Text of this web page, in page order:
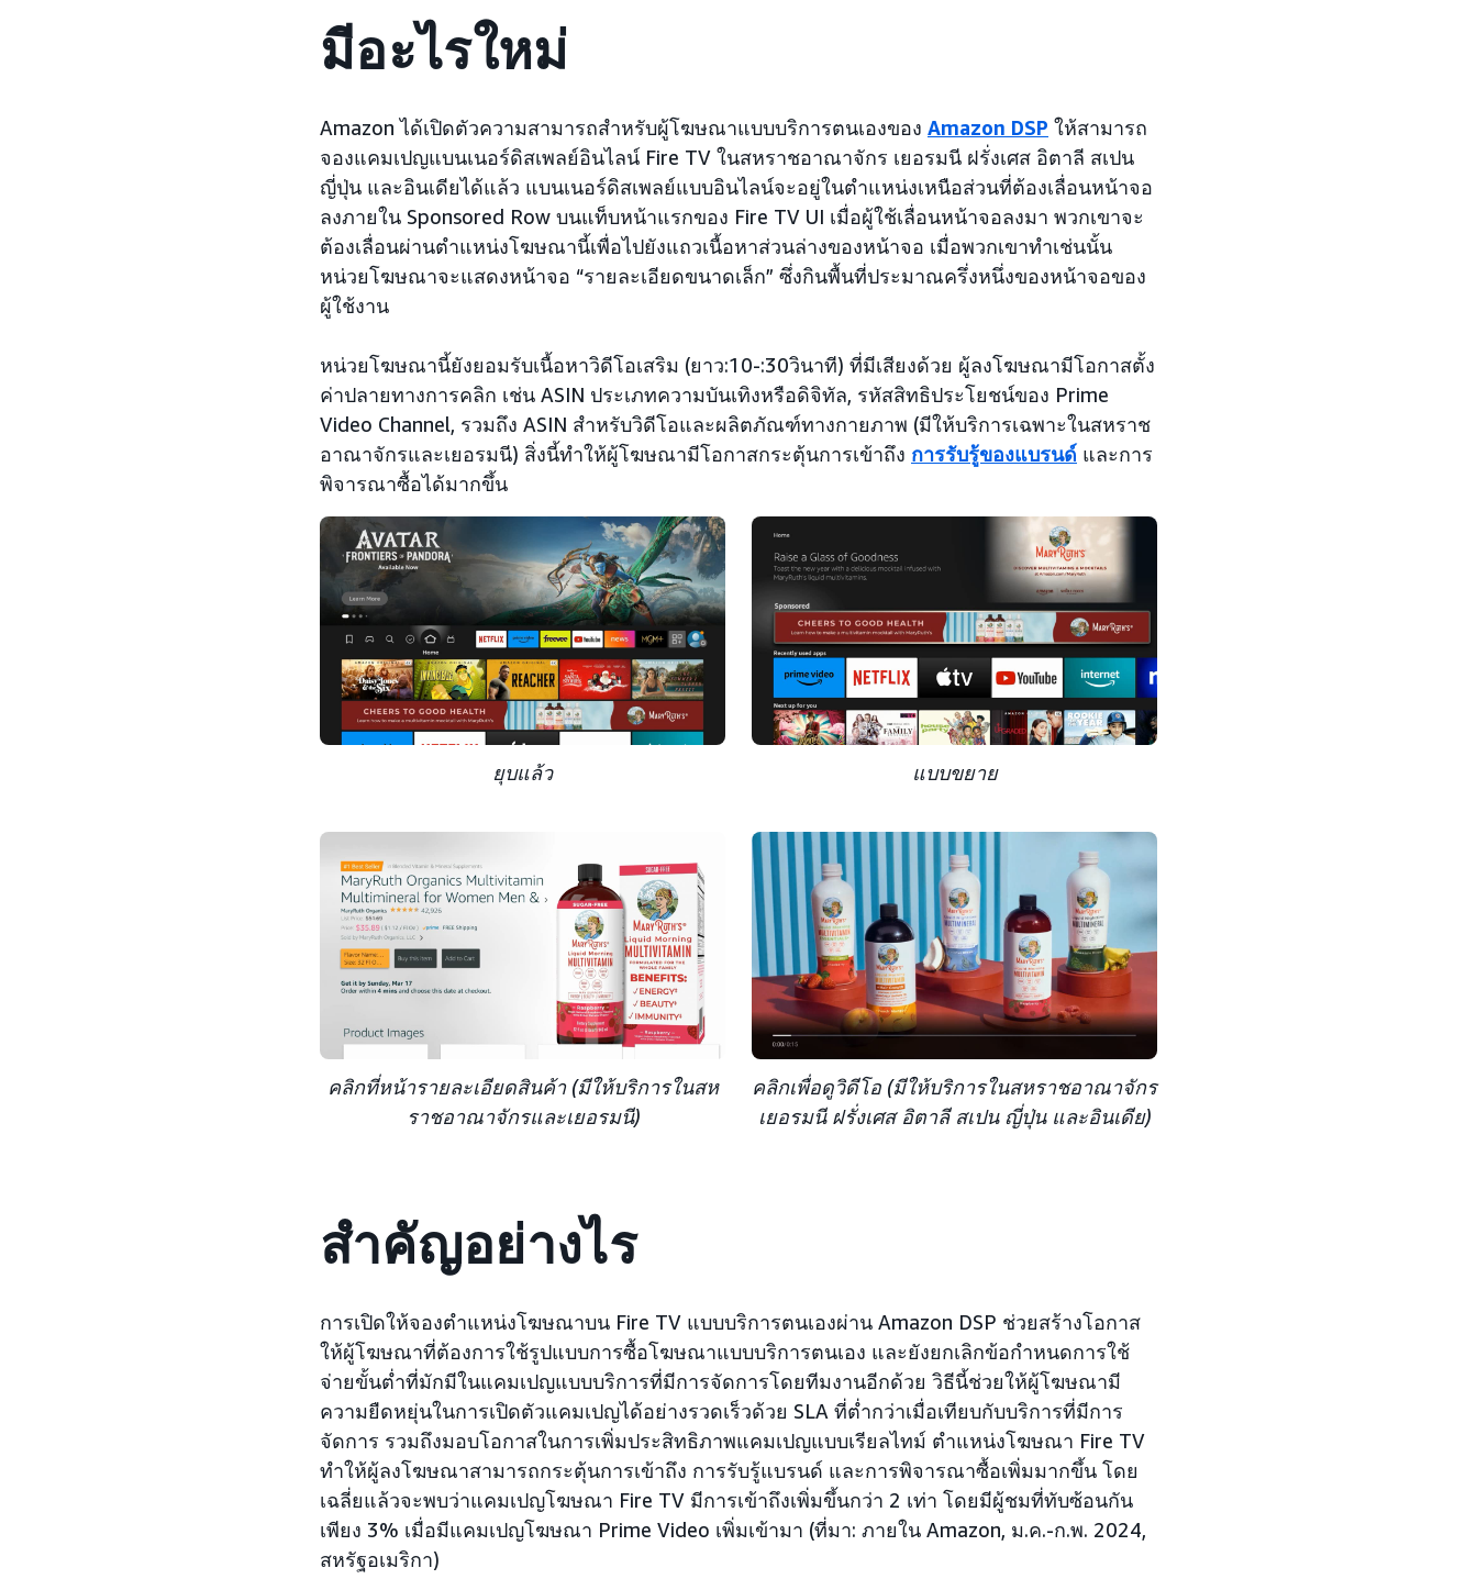
มีอะไรใหม่
Amazon ได้เปิดตัวความสามารถสำหรับผู้โฆษณาแบบบริการตนเองของ Amazon DSP ให้สามารถ
จองแคมเปญแบนเนอร์ดิสเพลย์อินไลน์ Fire TV ในสหราชอาณาจักร เยอรมนี ฝรั่งเศส อิตาลี สเปน
ญี่ปุ่น และอินเดียได้แล้ว แบนเนอร์ดิสเพลย์แบบอินไลน์จะอยู่ในตำแหน่งเหนือส่วนที่ต้องเลื่อนหน้าจอ
ลงภายใน Sponsored Row บนแท็บหน้าแรกของ Fire TV UI เมื่อผู้ใช้เลื่อนหน้าจอลงมา พวกเขาจะ
ต้องเลื่อนผ่านตำแหน่งโฆษณานี้เพื่อไปยังแถวเนื้อหาส่วนล่างของหน้าจอ เมื่อพวกเขาทำเช่นนั้น
หน่วยโฆษณาจะแสดงหน้าจอ “รายละเอียดขนาดเล็ก” ซึ่งกินพื้นที่ประมาณครึ่งหนึ่งของหน้าจอของ
ผู้ใช้งาน
หน่วยโฆษณานี้ยังยอมรับเนื้อหาวิดีโอเสริม (ยาว:10-:30วินาที) ที่มีเสียงด้วย ผู้ลงโฆษณามีโอกาสตั้ง
ค่าปลายทางการคลิก เช่น ASIN ประเภทความบันเทิงหรือดิจิทัล, รหัสสิทธิประโยชน์ของ Prime
Video Channel, รวมถึง ASIN สำหรับวิดีโอและผลิตภัณฑ์ทางกายภาพ (มีให้บริการเฉพาะในสหราช
อาณาจักรและเยอรมนี) สิ่งนี้ทำให้ผู้โฆษณามีโอกาสกระตุ้นการเข้าถึง การรับรู้ของแบรนด์ และการ
พิจารณาซื้อได้มากขึ้น
ยุบแล้ว แบบขยาย
คลิกที่หน้ารายละเอียดสินค้า (มีให้บริการในสห
ราชอาณาจักรและเยอรมนี)
คลิกเพื่อดูวิดีโอ (มีให้บริการในสหราชอาณาจักร
เยอรมนี ฝรั่งเศส อิตาลี สเปน ญี่ปุ่น และอินเดีย)
สำคัญอย่างไร
การเปิดให้จองตำแหน่งโฆษณาบน Fire TV แบบบริการตนเองผ่าน Amazon DSP ช่วยสร้างโอกาส
ให้ผู้โฆษณาที่ต้องการใช้รูปแบบการซื้อโฆษณาแบบบริการตนเอง และยังยกเลิกข้อกำหนดการใช้
จ่ายขั้นต่ำที่มักมีในแคมเปญแบบบริการที่มีการจัดการโดยทีมงานอีกด้วย วิธีนี้ช่วยให้ผู้โฆษณามี
ความยืดหยุ่นในการเปิดตัวแคมเปญได้อย่างรวดเร็วด้วย SLA ที่ต่ำกว่าเมื่อเทียบกับบริการที่มีการ
จัดการ รวมถึงมอบโอกาสในการเพิ่มประสิทธิภาพแคมเปญแบบเรียลไทม์ ตำแหน่งโฆษณา Fire TV
ทำให้ผู้ลงโฆษณาสามารถกระตุ้นการเข้าถึง การรับรู้แบรนด์ และการพิจารณาซื้อเพิ่มมากขึ้น โดย
เฉลี่ยแล้วจะพบว่าแคมเปญโฆษณา Fire TV มีการเข้าถึงเพิ่มขึ้นกว่า 2 เท่า โดยมีผู้ชมที่ทับซ้อนกัน
เพียง 3% เมื่อมีแคมเปญโฆษณา Prime Video เพิ่มเข้ามา (ที่มา: ภายใน Amazon, ม.ค.-ก.พ. 2024,
สหรัฐอเมริกา)